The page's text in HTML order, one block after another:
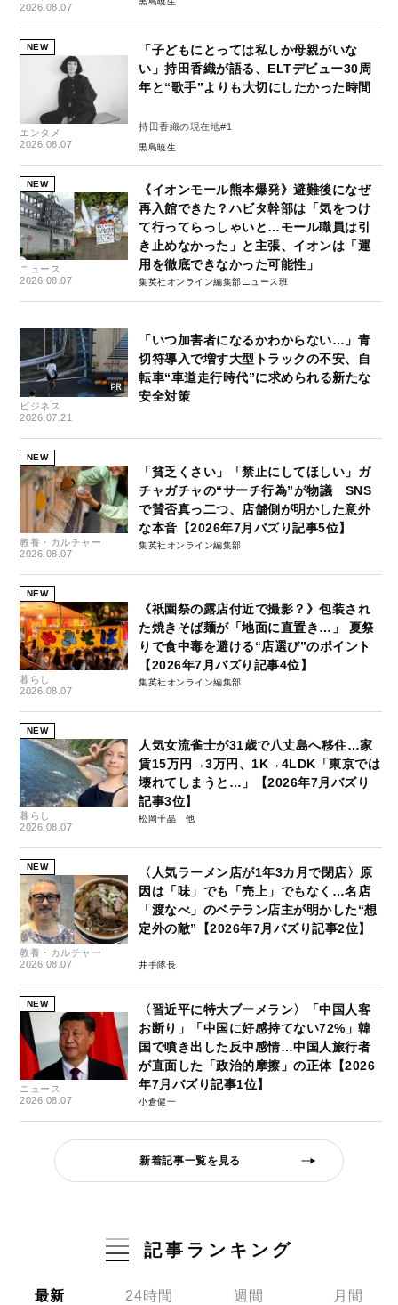
2026.08.07
NEW
エンタメ
2026.08.07
「子どもにとっては私しか母親がいな
い」持田香織が語る、ELTデビュー30周
年と“歌手”よりも大切にしたかった時間
持田香織の現在地#1
黒島暁生
NEW
ニュース
2026.08.07
《イオンモール熊本爆発》避難後になぜ
再入館できた？ハビタ幹部は「気をつけ
て行ってらっしゃいと…モール職員は引
き止めなかった」と主張、イオンは「運
用を徹底できなかった可能性」
集英社オンライン編集部ニュース班
ビジネス
2026.07.21
「いつ加害者になるかわからない…」青
切符導入で増す大型トラックの不安、自
転車“車道走行時代”に求められる新たな
安全対策
NEW
教養・カルチャー
2026.08.07
「貧乏くさい」「禁止にしてほしい」ガ
チャガチャの“サーチ行為”が物議 SNS
で賛否真っ二つ、店舗側が明かした意外
な本音【2026年7月バズり記事5位】
集英社オンライン編集部
NEW
暮らし
2026.08.07
《祇園祭の露店付近で撮影？》包装され
た焼きそば麺が「地面に直置き…」 夏祭
りで食中毒を避ける“店選び”のポイント
【2026年7月バズり記事4位】
集英社オンライン編集部
NEW
暮らし
2026.08.07
人気女流雀士が31歳で八丈島へ移住…家
賃15万円→3万円、1K→4LDK「東京では
壊れてしまうと…」【2026年7月バズり
記事3位】
松岡千晶
NEW
教養・カルチャー
2026.08.07
〈人気ラーメン店が1年3カ月で閉店〉原
因は「味」でも「売上」でもなく…名店
「渡なべ」のベテラン店主が明かした“想
定外の敵”【2026年7月バズり記事2位】
井手隊長
NEW
ニュース
2026.08.07
〈習近平に特大ブーメラン〉「中国人客
お断り」「中国に好感持てない72%」韓
国で噴き出した反中感情…中国人旅行者
が直面した「政治的摩擦」の正体【2026
年7月バズり記事1位】
小倉健一
新着記事一覧を見る
記事ランキング
最新 24時間 週間 月間